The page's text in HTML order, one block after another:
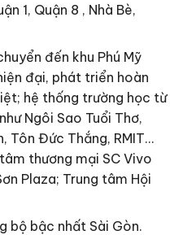
1, Quận 8 , Nhà Bè,
đến khu Phú Mỹ
đại, phát triển hoàn
hệ thống trường học từ
Ngôi Sao Tuổi Thơ,
Tôn Đức Thắng, RMIT…
thương mại SC Vivo
Plaza; Trung tâm Hội
bộ bậc nhất Sài Gòn.